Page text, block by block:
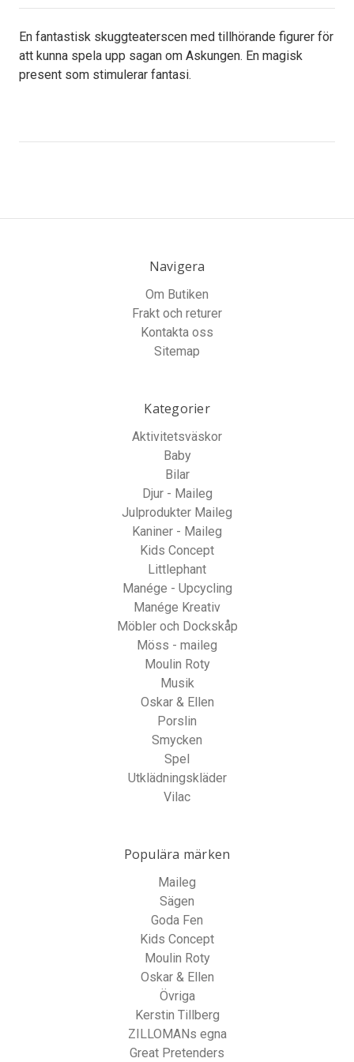
En fantastisk skuggteaterscen med tillhörande figurer för
att kunna spela upp sagan om Askungen. En magisk
present som stimulerar fantasi.
Navigera
Om Butiken
Frakt och returer
Kontakta oss
Sitemap
Kategorier
Aktivitetsväskor
Baby
Bilar
Djur - Maileg
Julprodukter Maileg
Kaniner - Maileg
Kids Concept
Littlephant
Manége - Upcycling
Manége Kreativ
Möbler och Dockskåp
Möss - maileg
Moulin Roty
Musik
Oskar & Ellen
Porslin
Smycken
Spel
Utklädningskläder
Vilac
Populära märken
Maileg
Sägen
Goda Fen
Kids Concept
Moulin Roty
Oskar & Ellen
Övriga
Kerstin Tillberg
ZILLOMANs egna
Great Pretenders